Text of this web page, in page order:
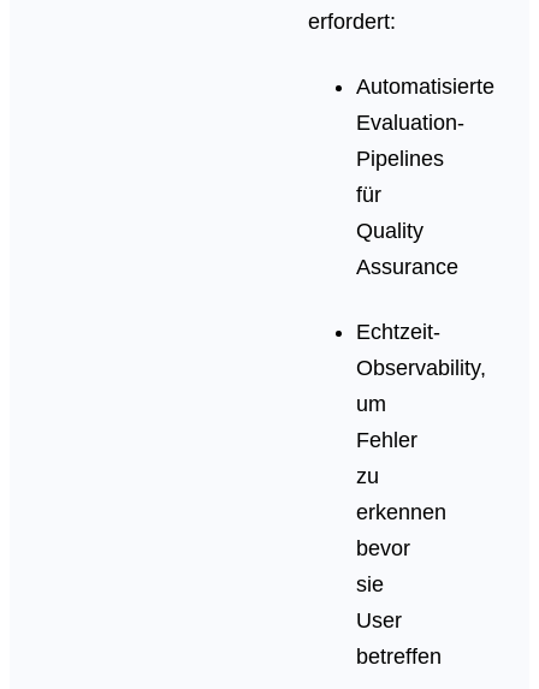
erfordert:
Automatisierte
Evaluation-
Pipelines
für
Quality
Assurance
Echtzeit-
Observability,
um
Fehler
zu
erkennen
bevor
sie
User
betreffen